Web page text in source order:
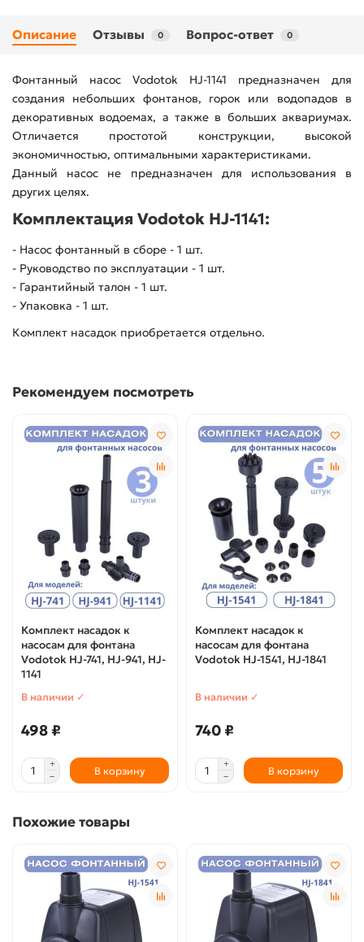
Описание Отзывы 0 Вопрос-ответ 0
Фонтанный насос Vodotok HJ-1141 предназначен для
создания небольших фонтанов, горок или водопадов в
декоративных водоемах, а также в больших аквариумах.
Отличается простотой конструкции, высокой
экономичностью, оптимальными характеристиками.
Данный насос не предназначен для использования в
других целях.
Комплектация Vodotok HJ-1141:
- Насос фонтанный в сборе - 1 шт.
- Руководство по эксплуатации - 1 шт.
- Гарантийный талон - 1 шт.
- Упаковка - 1 шт.
Комплект насадок приобретается отдельно.
Рекомендуем посмотреть
Комплект насадок к
насосам для фонтана
Vodotok HJ-741, HJ-941, HJ-
1141
В наличии ✓
498 ₽
В корзину
Комплект насадок к
насосам для фонтана
Vodotok HJ-1541, HJ-1841
В наличии ✓
740 ₽
В корзину
Похожие товары